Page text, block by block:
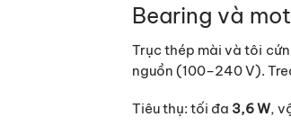
Bearing và
Trục thép mài và tôi
nguồn (100–240 V).
Tiêu thụ: tối đa 3,6 W,